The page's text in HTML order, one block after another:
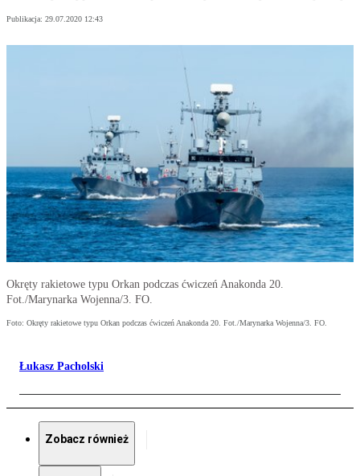
Publikacja: 29.07.2020 12:43
Okręty rakietowe typu Orkan podczas ćwiczeń Anakonda 20.
Fot./Marynarka Wojenna/3. FO.
Foto: Okręty rakietowe typu Orkan podczas ćwiczeń Anakonda 20. Fot./Marynarka Wojenna/3. FO.
Łukasz Pacholski
Zobacz również